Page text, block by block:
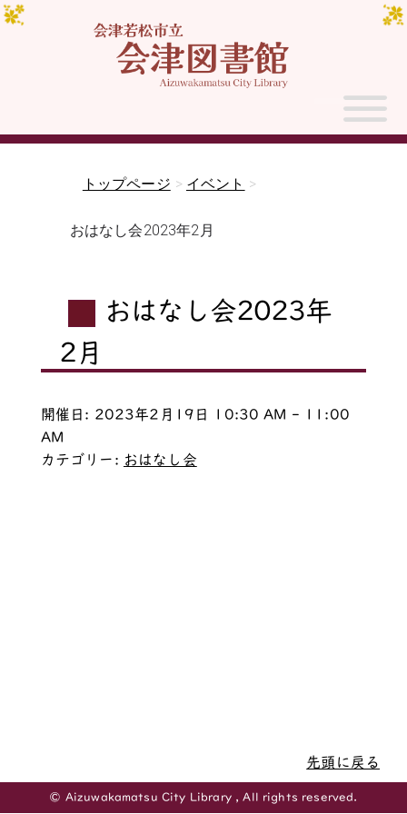
トップページ > イベント >
おはなし会2023年2月
おはなし会2023年
2月
開催日: 2023年2月19日 10:30 AM - 11:00
AM
カテゴリー: おはなし会
先頭に戻る
© Aizuwakamatsu City Library , All rights reserved.